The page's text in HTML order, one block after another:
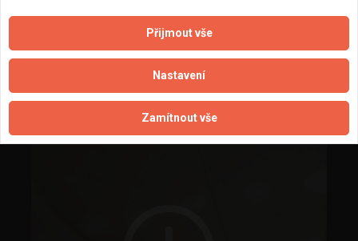
Rekonstrukce bytu - Praha 6 - Mládeže
Přijmout vše
Nastavení
Zamítnout vše